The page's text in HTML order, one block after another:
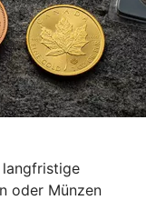
langfristige
oder Münzen